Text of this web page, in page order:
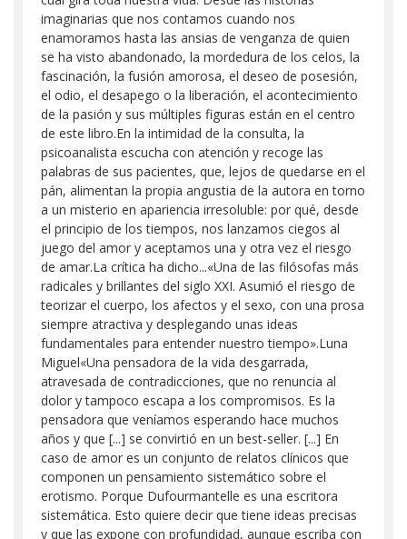
imaginarias que nos contamos cuando nos
enamoramos hasta las ansias de venganza de quien
se ha visto abandonado, la mordedura de los celos, la
fascinación, la fusión amorosa, el deseo de posesión,
el odio, el desapego o la liberación, el acontecimiento
de la pasión y sus múltiples figuras están en el centro
de este libro.En la intimidad de la consulta, la
psicoanalista escucha con atención y recoge las
palabras de sus pacientes, que, lejos de quedarse en el
pán, alimentan la propia angustia de la autora en torno
a un misterio en apariencia irresoluble: por qué, desde
el principio de los tiempos, nos lanzamos ciegos al
juego del amor y aceptamos una y otra vez el riesgo
de amar.La crítica ha dicho...«Una de las filósofas más
radicales y brillantes del siglo XXI. Asumió el riesgo de
teorizar el cuerpo, los afectos y el sexo, con una prosa
siempre atractiva y desplegando unas ideas
fundamentales para entender nuestro tiempo».Luna
Miguel«Una pensadora de la vida desgarrada,
atravesada de contradicciones, que no renuncia al
dolor y tampoco escapa a los compromisos. Es la
pensadora que veníamos esperando hace muchos
años y que [...] se convirtió en un best-seller. [...] En
caso de amor es un conjunto de relatos clínicos que
componen un pensamiento sistemático sobre el
erotismo. Porque Dufourmantelle es una escritora
sistemática. Esto quiere decir que tiene ideas precisas
y que las expone con profundidad, aunque escriba con